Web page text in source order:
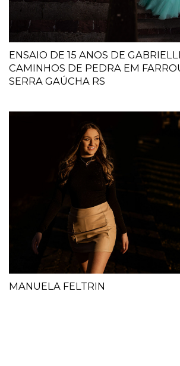
ENSAIO DE 15 ANOS DE
CAMINHOS DE PEDRA EM
SERRA GAÚCHA RS
MANUELA FELTRIN